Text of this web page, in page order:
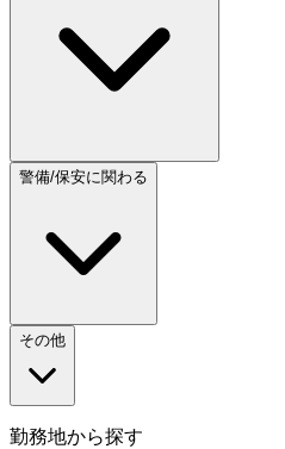
警備/保安に関わる
その他
勤務地から探す